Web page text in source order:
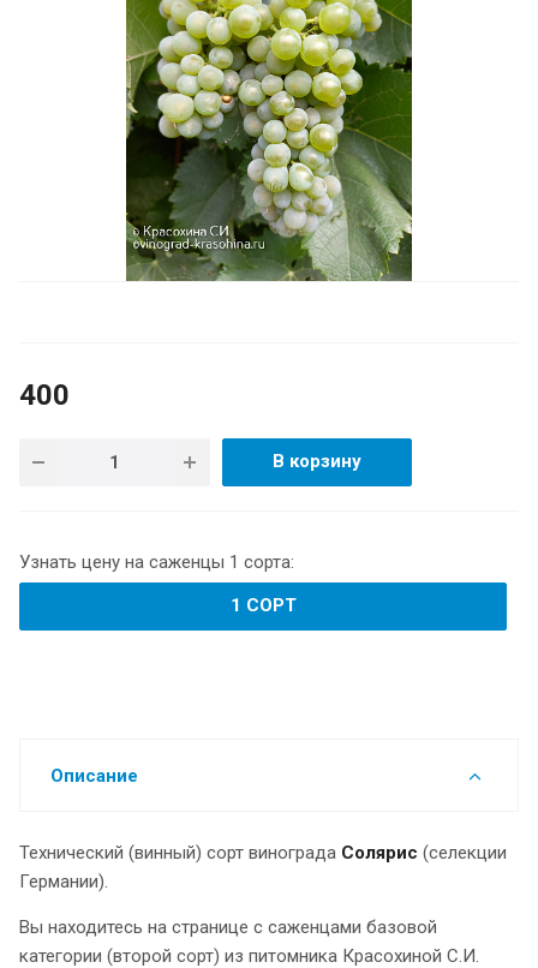
400
В корзину
Узнать цену на саженцы 1 сорта:
1 СОРТ
Описание
Технический (винный) сорт винограда Солярис (селекции
Германии).
Вы находитесь на странице с саженцами базовой
категории (второй сорт) из питомника Красохиной С.И.